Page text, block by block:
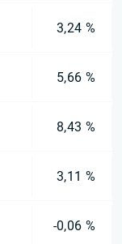
3,24 %
5,66 %
8,43 %
3,11 %
-0,06 %